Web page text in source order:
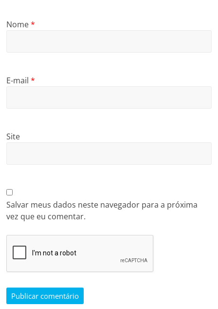
Nome*
E-mail*
Site
Salvar meus dados neste navegador para a próxima
vez que eu comentar.